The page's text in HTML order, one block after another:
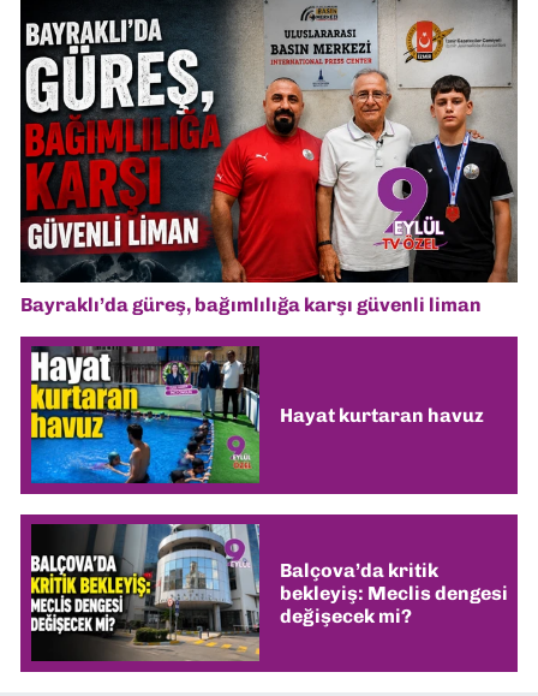
Bayraklı’da güreş, bağımlılığa karşı güvenli liman
Hayat kurtaran havuz
Balçova’da kritik
bekleyiş: Meclis dengesi
değişecek mi?